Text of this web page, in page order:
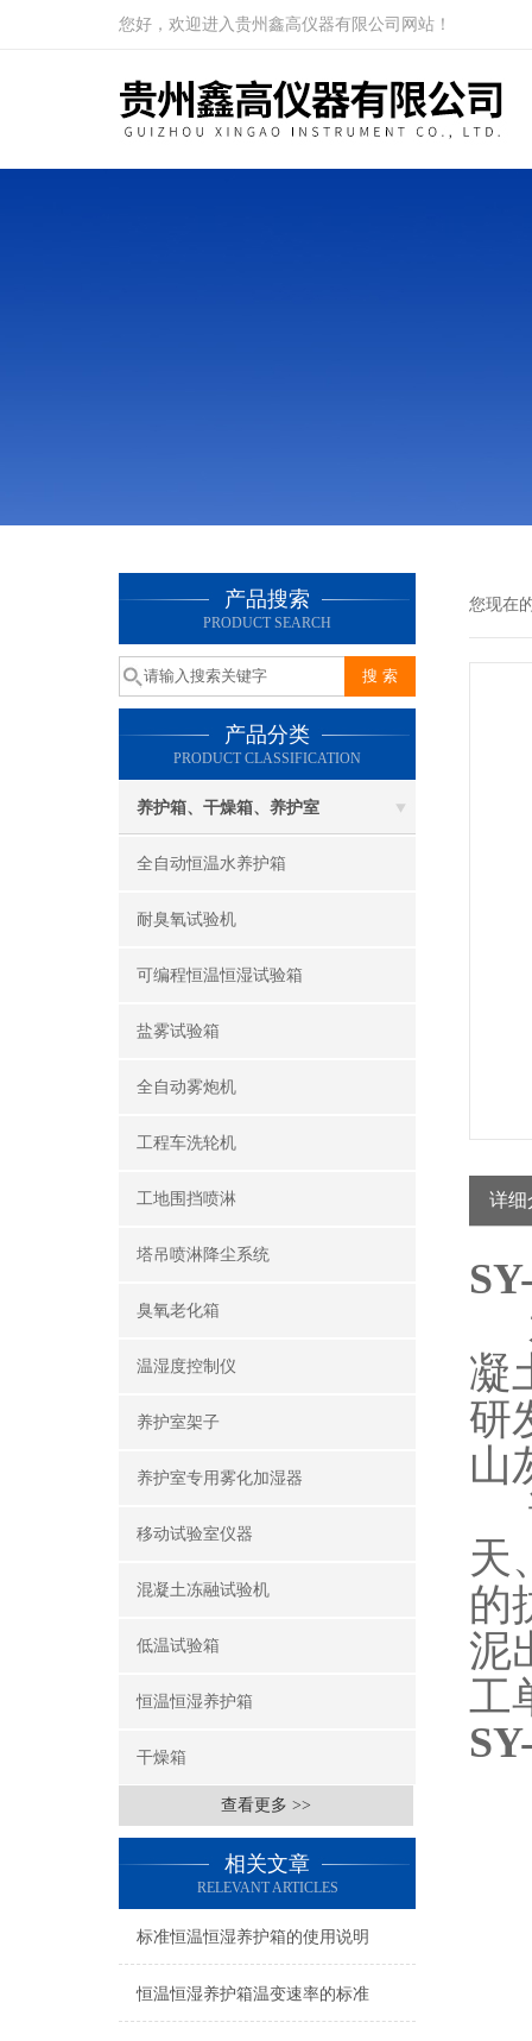
您好，欢迎进入贵州鑫高仪器有限公司网站！
产品搜索
PRODUCT SEARCH
产品分类
PRODUCT CLASSIFICATION
养护箱、干燥箱、养护室
全自动恒温水养护箱
耐臭氧试验机
可编程恒温恒湿试验箱
盐雾试验箱
全自动雾炮机
工程车洗轮机
工地围挡喷淋
塔吊喷淋降尘系统
臭氧老化箱
温湿度控制仪
养护室架子
养护室专用雾化加湿器
移动试验室仪器
混凝土冻融试验机
低温试验箱
恒温恒湿养护箱
干燥箱
查看更多 >>
相关文章
RELEVANT ARTICLES
标准恒温恒湿养护箱的使用说明
恒温恒湿养护箱温变速率的标准
您现在
详细
凝
研
山
天
的
泥
工